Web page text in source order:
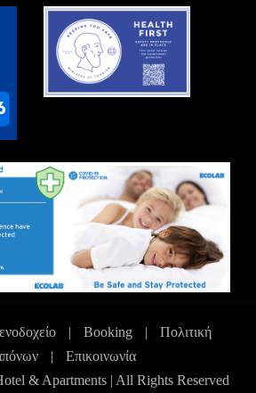
| Booking |
Πολιτική
|
Επικοινωνία
& Apartments | All Rights Reserved